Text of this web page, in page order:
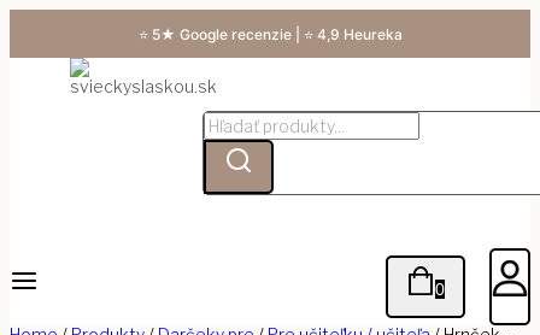
content
⭐ 5★ Google recenzie | ⭐ 4,9 Heureka
Hľadanie:
0